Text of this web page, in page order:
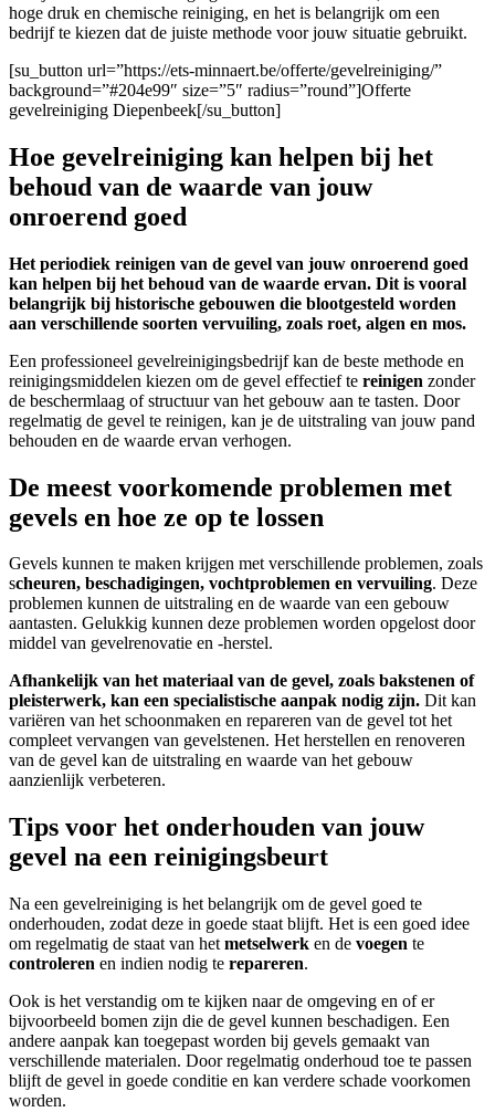
hoge druk en chemische reiniging, en het is belangrijk om een
bedrijf te kiezen dat de juiste methode voor jouw situatie gebruikt.
[su_button url=”https://ets-minnaert.be/offerte/gevelreiniging/”
background=”#204e99″ size=”5″ radius=”round”]Offerte
gevelreiniging Diepenbeek[/su_button]
Hoe gevelreiniging kan helpen bij het
behoud van de waarde van jouw
onroerend goed
Het periodiek reinigen van de gevel van jouw onroerend goed
kan helpen bij het behoud van de waarde ervan. Dit is vooral
belangrijk bij historische gebouwen die blootgesteld worden
aan verschillende soorten vervuiling, zoals roet, algen en mos.
Een professioneel gevelreinigingsbedrijf kan de beste methode en
reinigingsmiddelen kiezen om de gevel effectief te reinigen zonder
de beschermlaag of structuur van het gebouw aan te tasten. Door
regelmatig de gevel te reinigen, kan je de uitstraling van jouw pand
behouden en de waarde ervan verhogen.
De meest voorkomende problemen met
gevels en hoe ze op te lossen
Gevels kunnen te maken krijgen met verschillende problemen, zoals
scheuren, beschadigingen, vochtproblemen en vervuiling. Deze
problemen kunnen de uitstraling en de waarde van een gebouw
aantasten. Gelukkig kunnen deze problemen worden opgelost door
middel van gevelrenovatie en -herstel.
Afhankelijk van het materiaal van de gevel, zoals bakstenen of
pleisterwerk, kan een specialistische aanpak nodig zijn. Dit kan
variëren van het schoonmaken en repareren van de gevel tot het
compleet vervangen van gevelstenen. Het herstellen en renoveren
van de gevel kan de uitstraling en waarde van het gebouw
aanzienlijk verbeteren.
Tips voor het onderhouden van jouw
gevel na een reinigingsbeurt
Na een gevelreiniging is het belangrijk om de gevel goed te
onderhouden, zodat deze in goede staat blijft. Het is een goed idee
om regelmatig de staat van het metselwerk en de voegen te
controleren en indien nodig te repareren.
Ook is het verstandig om te kijken naar de omgeving en of er
bijvoorbeeld bomen zijn die de gevel kunnen beschadigen. Een
andere aanpak kan toegepast worden bij gevels gemaakt van
verschillende materialen. Door regelmatig onderhoud toe te passen
blijft de gevel in goede conditie en kan verdere schade voorkomen
worden.